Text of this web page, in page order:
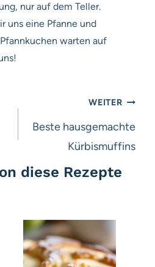
nur auf dem Teller.
uns eine Pfanne und
warten auf
WEITER
Beste hausgemachte
Kürbismuffins
diese Rezepte